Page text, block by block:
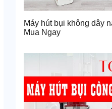
Máy hút bụi không dây
Mua Ngay